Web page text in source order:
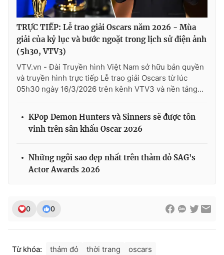
TRỰC TIẾP: Lễ trao giải Oscars năm 2026 - Mùa
giải của kỷ lục và bước ngoặt trong lịch sử điện ảnh
(5h30, VTV3)
VTV.vn - Đài Truyền hình Việt Nam sở hữu bản quyền
và truyền hình trực tiếp Lễ trao giải Oscars từ lúc
05h30 ngày 16/3/2026 trên kênh VTV3 và nền tảng...
KPop Demon Hunters và Sinners sẽ được tôn
vinh trên sân khấu Oscar 2026
Những ngôi sao đẹp nhất trên thảm đỏ SAG's
Actor Awards 2026
0 0
Từ khóa: thảm đỏ thời trang oscars